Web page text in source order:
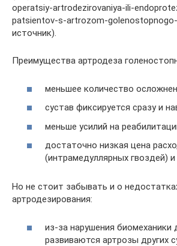
operatsiy-artrodezirovaniya-ili-
patsientov-s-artrozom-
источник).
Преимущества артродеза
меньшее количество
сустав фиксируется сразу и
меньше усилий на
достаточно низкая цена
(интрамедуллярных гвоздей) и
Но не стоит забывать и о
артродезирования:
из-за нарушения биомеханики
развиваются артрозы других